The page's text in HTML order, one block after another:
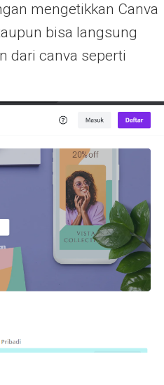
mengetikkan Canva
bisa langsung
dari canva seperti